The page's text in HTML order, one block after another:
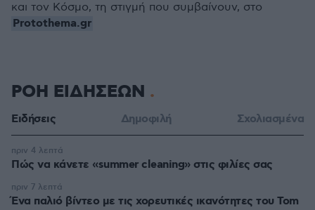
και τον Κόσμο, τη στιγμή που συμβαίνουν, στο
Protothema.gr
ΡΟΗ ΕΙΔΗΣΕΩΝ
Ειδήσεις Δημοφιλή Σχολιασμένα
Πώς να κάνετε «summer cleaning» στις φιλίες σας
πριν 4 λεπτά
Ένα παλιό βίντεο με τις χορευτικές ικανότητες του Tom
πριν 7 λεπτά